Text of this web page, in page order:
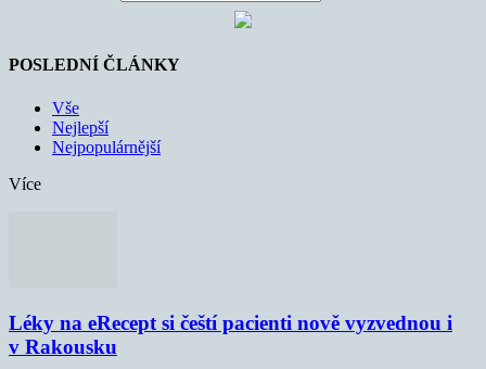
POSLEDNÍ ČLÁNKY
Vše
Nejlepší
Nejpopulárnější
Více
Léky na eRecept si čeští pacienti nově vyzvednou i
v Rakousku